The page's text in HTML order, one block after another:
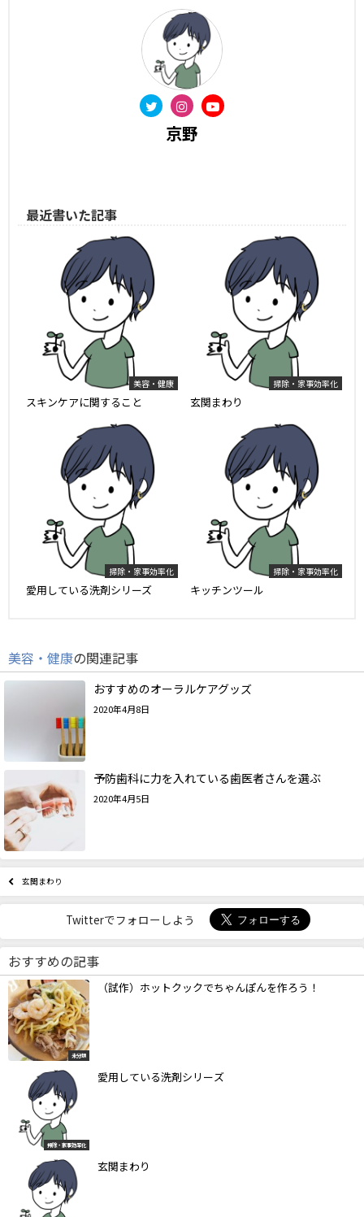
京野
最近書いた記事
美容・健康
スキンケアに関すること
掃除・家事効率化
玄関まわり
掃除・家事効率化
愛用している洗剤シリーズ
掃除・家事効率化
キッチンツール
美容・健康の関連記事
おすすめのオーラルケアグッズ
2020年4月8日
予防歯科に力を入れている歯医者さんを選ぶ
2020年4月5日
玄関まわり
Twitterでフォローしよう
おすすめの記事
未分類
（試作）ホットクックでちゃんぽんを作ろう！
掃除・家事効率化
愛用している洗剤シリーズ
玄関まわり